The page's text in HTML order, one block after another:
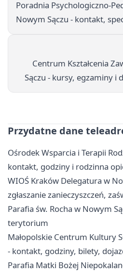
Poradnia Psychologiczno-
Nowym Sączu - kontakt,
Centrum Kształcenia
Sączu - kursy, egzaminy i
Przydatne dane
Ośrodek Wsparcia i Terapii
kontakt, godziny i rodzinna
WIOŚ Kraków Delegatura w
zgłaszanie zanieczyszczeń,
Parafia św. Rocha w Nowym
terytorium
Małopolskie Centrum Kultury
- kontakt, godziny, bilety,
Parafia Matki Bożej